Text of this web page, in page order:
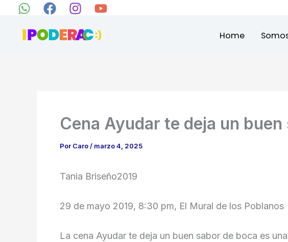
contenido
Home
Cena Ayudar te deja un
Por Caro/ marzo 4, 2025
Tania Briseño2019
29 de mayo 2019, 8:30 pm, El Mural de los Poblanos
La cena Ayudar te deja un buen sabor de boca es